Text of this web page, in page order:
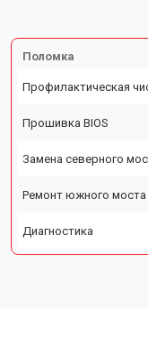
Поломка
Профилактическая
Прошивка BIOS
Замена северного
Ремонт южного моста
Диагностика